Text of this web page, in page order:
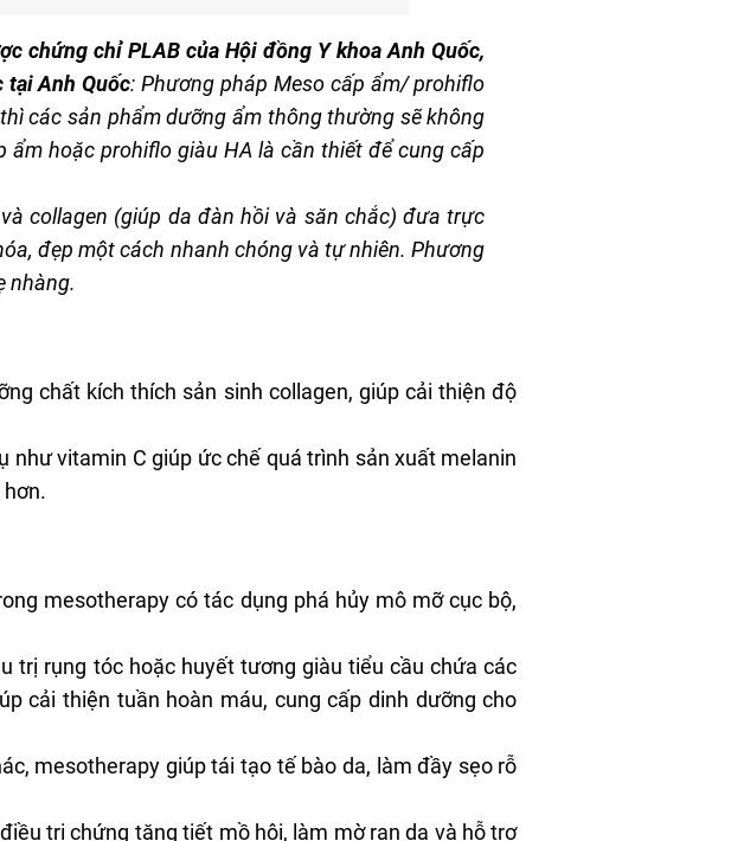
chứng chỉ PLAB của Hội đồng Y khoa Anh Quốc,
tại Anh Quốc: Phương pháp Meso cấp ẩm/ prohiflo
các sản phẩm dưỡng ẩm thông thường sẽ không
hoặc prohiflo giàu HA là cần thiết để cung cấp
collagen (giúp da đàn hồi và săn chắc) đưa trực
đẹp một cách nhanh chóng và tự nhiên. Phương
nhàng.
chất kích thích sản sinh collagen, giúp cải thiện độ
như vitamin C giúp ức chế quá trình sản xuất melanin
mesotherapy có tác dụng phá hủy mô mỡ cục bộ,
trị rụng tóc hoặc huyết tương giàu tiểu cầu chứa các
cải thiện tuần hoàn máu, cung cấp dinh dưỡng cho
mesotherapy giúp tái tạo tế bào da, làm đầy sẹo rỗ
trị chứng tăng tiết mồ hôi, làm mờ rạn da và hỗ trợ